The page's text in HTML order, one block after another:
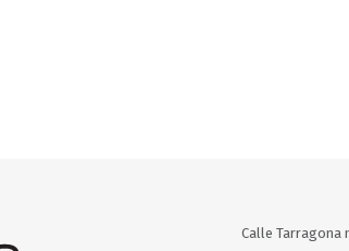
Calle Tarragona